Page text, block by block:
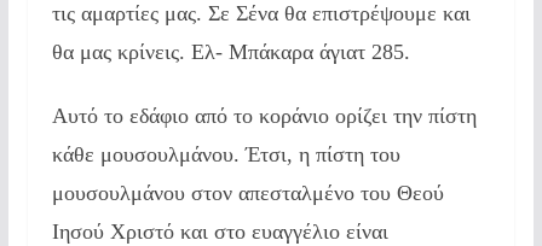
τις αμαρτίες μας. Σε Σένα θα επιστρέψουμε και
θα μας κρίνεις. Ελ- Μπάκαρα άγιατ 285.
Αυτό το εδάφιο από το κοράνιο ορίζει την πίστη
κάθε μουσουλμάνου. Έτσι, η πίστη του
μουσουλμάνου στον απεσταλμένο του Θεού
Ιησού Χριστό και στο ευαγγέλιο είναι